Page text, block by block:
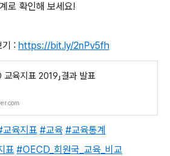
로 확인해 보세요!
: https://bit.ly/2nPv5fh
교육지표 2019」결과 발표
교육지표 #교육 #교육통계
표 #OECD_회원국_교육_비교